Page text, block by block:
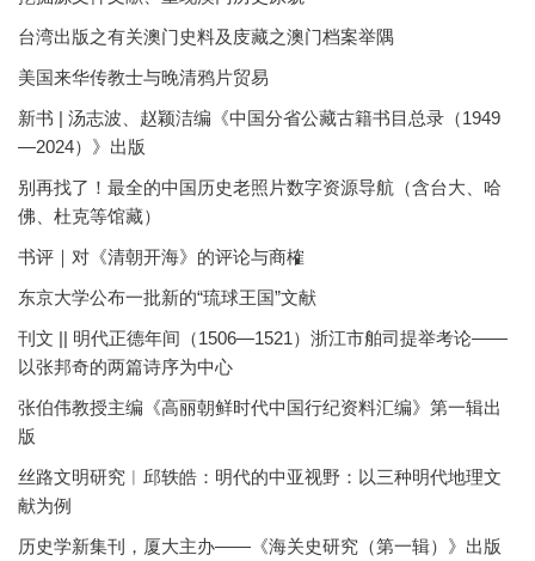
台湾出版之有关澳门史料及庋藏之澳门档案举隅
美国来华传教士与晚清鸦片贸易
新书 | 汤志波、赵颖洁编《中国分省公藏古籍书目总录（1949
—2024）》出版
别再找了！最全的中国历史老照片数字资源导航（含台大、哈
佛、杜克等馆藏）
书评｜对《清朝开海》的评论与商榷
东京大学公布一批新的“琉球王国”文献
刊文 || 明代正德年间（1506—1521）浙江市舶司提举考论——
以张邦奇的两篇诗序为中心
张伯伟教授主编《高丽朝鲜时代中国行纪资料汇编》第一辑出
版
丝路文明研究︱邱轶皓：明代的中亚视野：以三种明代地理文
献为例
历史学新集刊，厦大主办——《海关史研究（第一辑）》出版